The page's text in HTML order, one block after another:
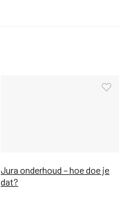
Jura onderhoud – hoe doe je
dat?